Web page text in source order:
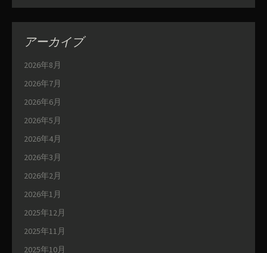
アーカイブ
2026年8月
2026年7月
2026年6月
2026年5月
2026年4月
2026年3月
2026年2月
2026年1月
2025年12月
2025年11月
2025年10月